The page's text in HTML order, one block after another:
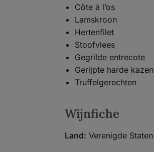
Côte à l’os
Lamskroon
Hertenfilet
Stoofvlees
Gegrilde entrecote
Gerijpte harde kazen
Truffelgerechten
Wijnfiche
Land: Verenigde Staten